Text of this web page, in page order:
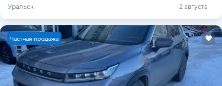
Уральск 2 августа
Частная продажа